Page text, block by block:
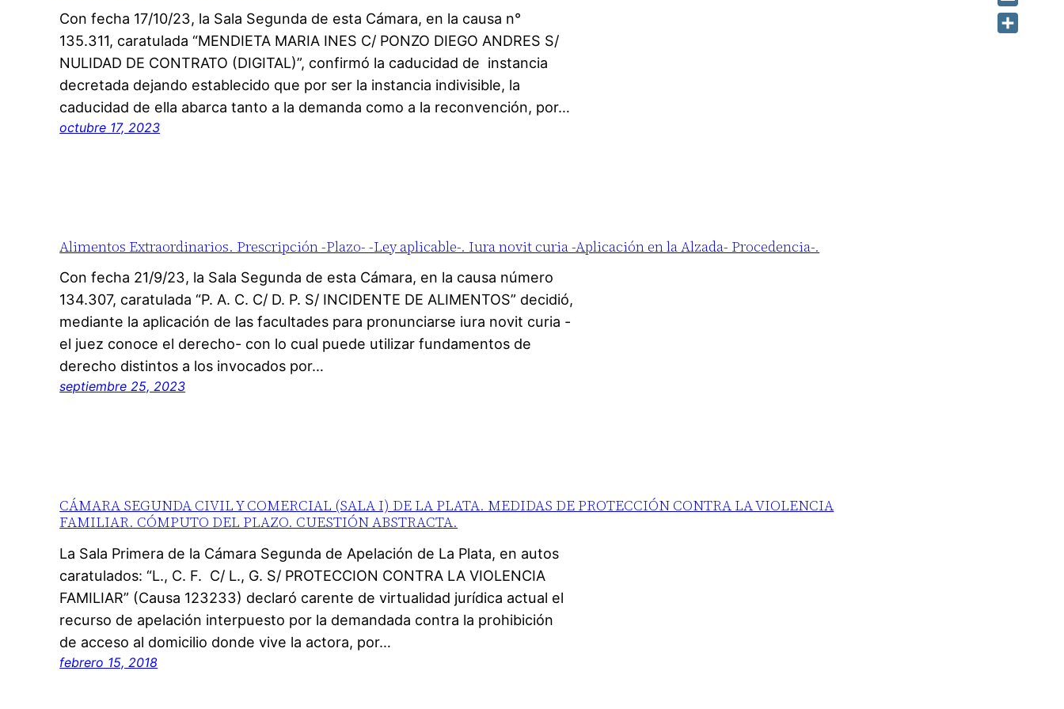
Con fecha 17/10/23, la Sala Segunda de esta Cámara, en la causa n°
135.311, caratulada “MENDIETA MARIA INES C/ PONZO DIEGO ANDRES S/
NULIDAD DE CONTRATO (DIGITAL)”, confirmó la caducidad de instancia
decretada dejando establecido que por ser la instancia indivisible, la
caducidad de ella abarca tanto a la demanda como a la reconvención, por…
octubre 17, 2023
Alimentos Extraordinarios. Prescripción -Plazo- -Ley aplicable-. Iura novit curia -Aplicación en la Alzada- Procedencia-.
Con fecha 21/9/23, la Sala Segunda de esta Cámara, en la causa número
134.307, caratulada “P. A. C. C/ D. P. S/ INCIDENTE DE ALIMENTOS” decidió,
mediante la aplicación de las facultades para pronunciarse iura novit curia -
el juez conoce el derecho- con lo cual puede utilizar fundamentos de
derecho distintos a los invocados por…
septiembre 25, 2023
CÁMARA SEGUNDA CIVIL Y COMERCIAL (SALA I) DE LA PLATA. MEDIDAS DE PROTECCIÓN CONTRA LA VIOLENCIA
FAMILIAR. CÓMPUTO DEL PLAZO. CUESTIÓN ABSTRACTA.
La Sala Primera de la Cámara Segunda de Apelación de La Plata, en autos
caratulados: “L., C. F. C/ L., G. S/ PROTECCION CONTRA LA VIOLENCIA
FAMILIAR” (Causa 123233) declaró carente de virtualidad jurídica actual el
recurso de apelación interpuesto por la demandada contra la prohibición
de acceso al domicilio donde vive la actora, por…
febrero 15, 2018
Email